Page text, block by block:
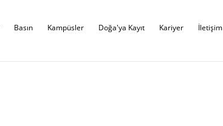
Basın Kampüsler Doğa'ya Kayıt Kariyer İletişim